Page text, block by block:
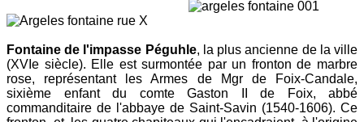
Fontaine de l'impasse Péguhle, la plus ancienne de la ville
(XVIe siècle). Elle est surmontée par un fronton de marbre
rose, représentant les Armes de Mgr de Foix-Candale,
sixième enfant du comte Gaston II de Foix, abbé
commanditaire de l'abbaye de Saint-Savin (1540-1606). Ce